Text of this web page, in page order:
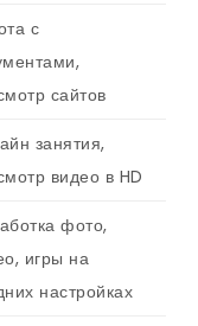
с
сайтов
занятия,
видео в HD
фото,
игры на
настройках